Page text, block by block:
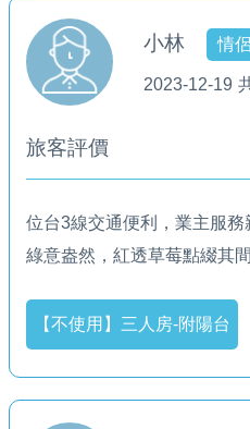
小林 情
2023-12-19
旅客評價
位台3線交通便利，業主服
綠意盎然，紅透草莓點綴其
【不使用】三人房-附陽台